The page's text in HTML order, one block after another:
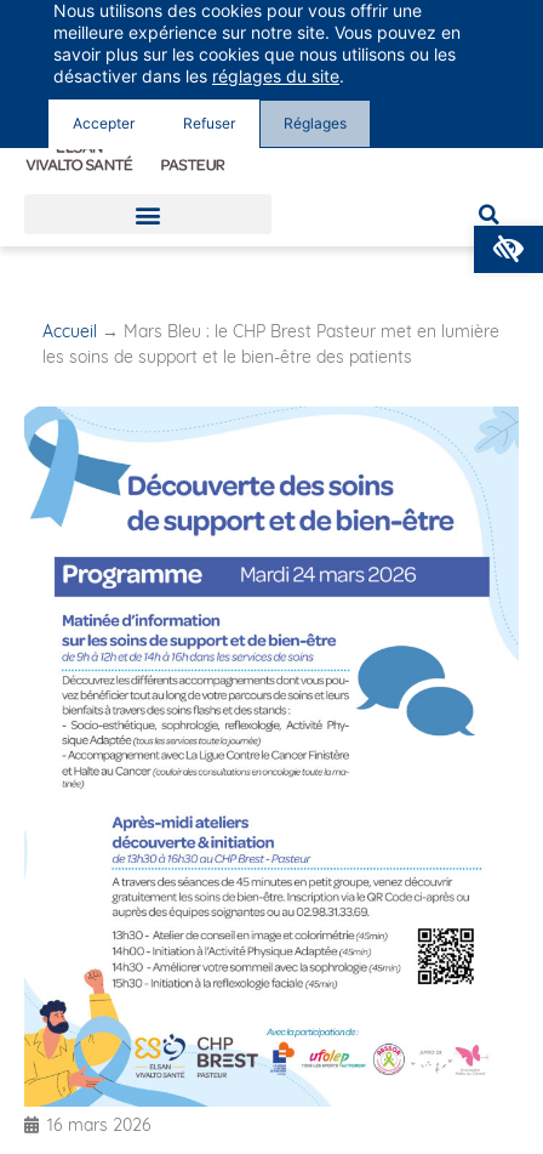
Groupe Vivalto Santé
Entre nous, la vie
Accueil → Mars Bleu : le CHP Brest Pasteur met en lumière
les soins de support et le bien-être des patients
16 mars 2026
Nous utilisons des cookies pour vous offrir une
meilleure expérience sur notre site. Vous pouvez en
savoir plus sur les cookies que nous utilisons ou les
désactiver dans les réglages du site.
Accepter Refuser Réglages